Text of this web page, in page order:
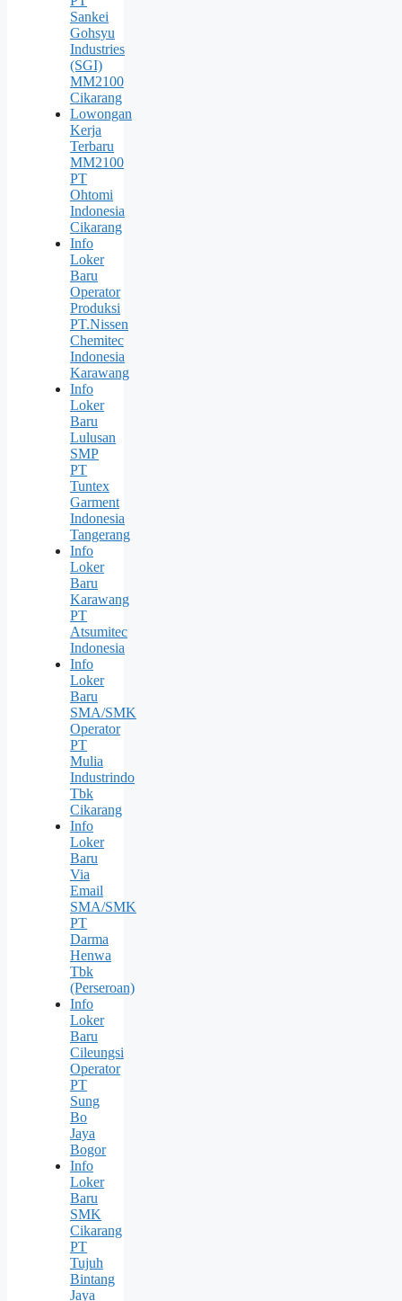
Sankei
Gohsyu
Industries
(SGI)
MM2100
Cikarang
Lowongan
Kerja
Terbaru
MM2100
PT
Ohtomi
Indonesia
Cikarang
Info
Loker
Baru
Operator
Produksi
PT.Nissen
Chemitec
Indonesia
Karawang
Info
Loker
Baru
Lulusan
SMP
PT
Tuntex
Garment
Indonesia
Tangerang
Info
Loker
Baru
Karawang
PT
Atsumitec
Indonesia
Info
Loker
Baru
SMA/SMK
Operator
PT
Mulia
Industrindo
Tbk
Cikarang
Info
Loker
Baru
Via
Email
SMA/SMK
PT
Darma
Henwa
Tbk
(Perseroan)
Info
Loker
Baru
Cileungsi
Operator
PT
Sung
Bо
Jaya
Bogor
Info
Loker
Baru
SMK
Cikarang
PT
Tujuh
Bintang
Jaya